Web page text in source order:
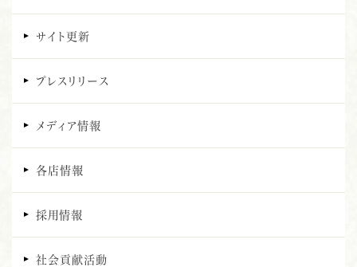
サイト更新
プレスリリース
メディア情報
各店情報
採用情報
社会貢献活動